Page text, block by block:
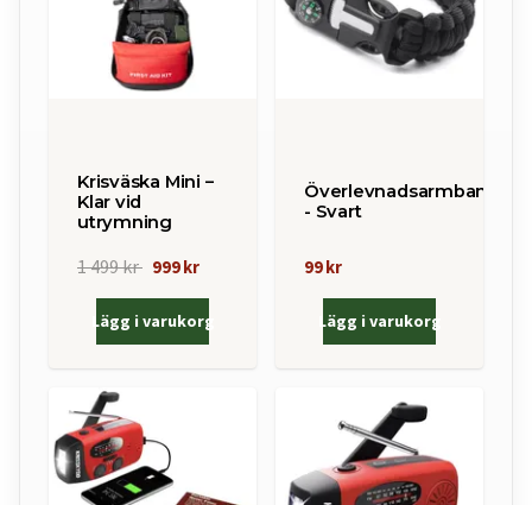
Krisväska Mini –
Klar vid
utrymning
1 499 kr 999 kr
Lägg i varukorg
Överlevnadsarmband
- Svart
99 kr
Lägg i varukorg